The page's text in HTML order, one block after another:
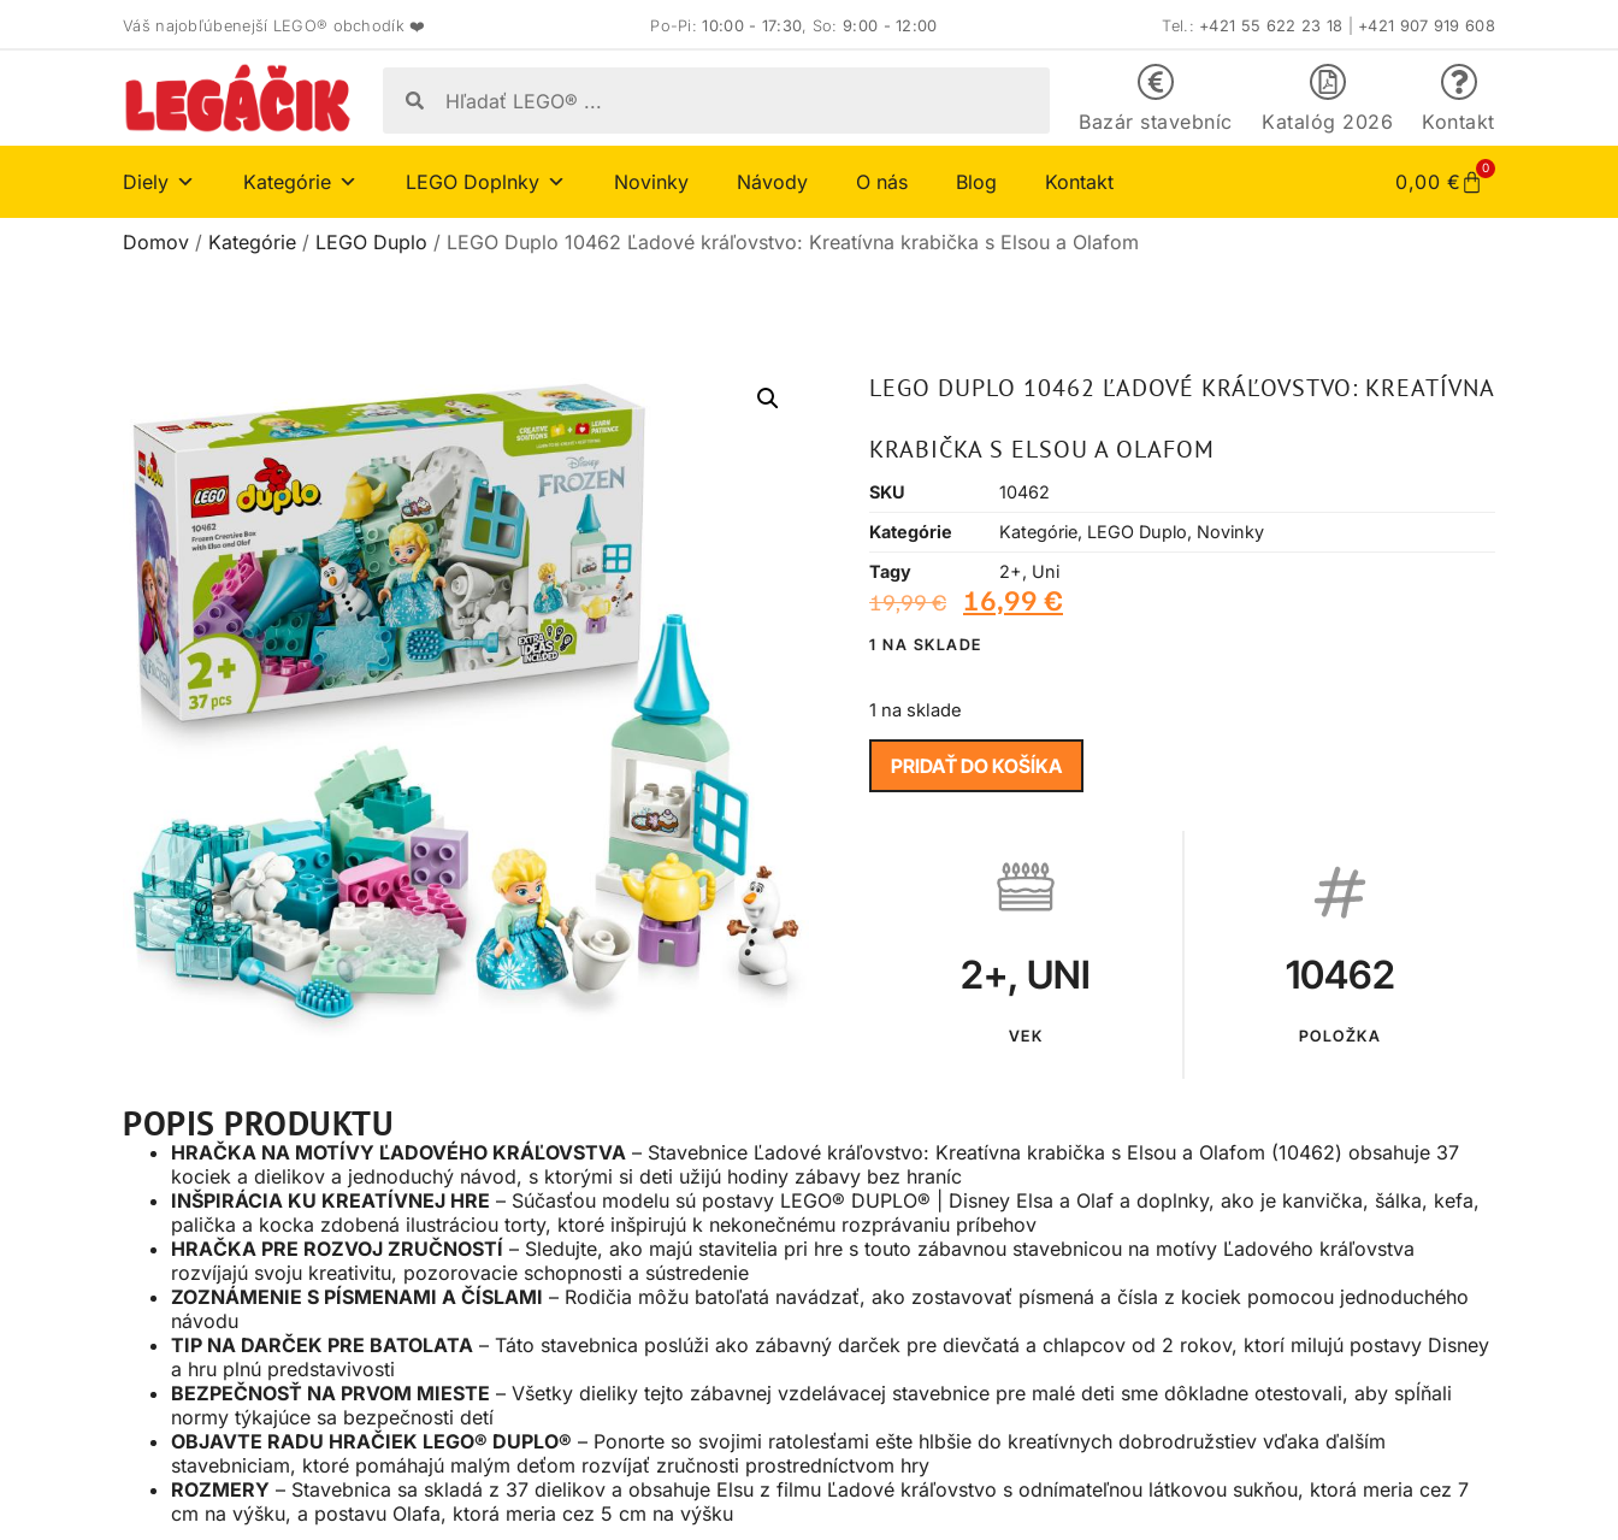
Váš najobľúbenejší LEGO® obchodík ❤️ Po-Pi:10:00 - 17:30, So:9:00 - 12:00 Tel.: +421 55 622 23 18 +421 907 919 608
Bazár stavebníc Katalóg 2026 Kontakt
Diely Kategórie LEGO Doplnky Novinky Návody O nás Blog Kontakt 0,00 €
0
Domov / Kategórie / LEGO Duplo / LEGO Duplo 10462 Ľadové kráľovstvo: Kreatívna krabička s Elsou a Olafom
LEGO DUPLO 10462 ĽADOVÉ KRÁĽOVSTVO: KREATÍVNA
KRABIČKA S ELSOU A OLAFOM
SKU
10462
Kategórie
Kategórie, LEGO Duplo, Novinky
Tagy
2+, Uni
19,99€ 16,99 €
1 NA SKLADE
1 na sklade
PRIDAŤ DO KOŠÍKA
2+, UNI
VEK
10462
POLOŽKA
POPIS PRODUKTU
HRAČKA NA MOTÍVY ĽADOVÉHO KRÁĽOVSTVA – Stavebnice Ľadové kráľovstvo: Kreatívna krabička s Elsou a Olafom (10462) obsahuje 37
kociek a dielikov a jednoduchý návod, s ktorými si deti užijú hodiny zábavy bez hraníc
INŠPIRÁCIA KU KREATÍVNEJ HRE – Súčasťou modelu sú postavy LEGO® DUPLO® | Disney Elsa a Olaf a doplnky, ako je kanvička, šálka, kefa,
palička a kocka zdobená ilustráciou torty, ktoré inšpirujú k nekonečnému rozprávaniu príbehov
HRAČKA PRE ROZVOJ ZRUČNOSTÍ – Sledujte, ako majú stavitelia pri hre s touto zábavnou stavebnicou na motívy Ľadového kráľovstva
rozvíjajú svoju kreativitu, pozorovacie schopnosti a sústredenie
ZOZNÁMENIE S PÍSMENAMI A ČÍSLAMI – Rodičia môžu batoľatá navádzať, ako zostavovať písmená a čísla z kociek pomocou jednoduchého
návodu
TIP NA DARČEK PRE BATOLATA – Táto stavebnica poslúži ako zábavný darček pre dievčatá a chlapcov od 2 rokov, ktorí milujú postavy Disney
a hru plnú predstavivosti
BEZPEČNOSŤ NA PRVOM MIESTE – Všetky dieliky tejto zábavnej vzdelávacej stavebnice pre malé deti sme dôkladne otestovali, aby spĺňali
normy týkajúce sa bezpečnosti detí
OBJAVTE RADU HRAČIEK LEGO® DUPLO® – Ponorte so svojimi ratolesťami ešte hlbšie do kreatívnych dobrodružstiev vďaka ďalším
stavebniciam, ktoré pomáhajú malým deťom rozvíjať zručnosti prostredníctvom hry
ROZMERY – Stavebnica sa skladá z 37 dielikov a obsahuje Elsu z filmu Ľadové kráľovstvo s odnímateľnou látkovou sukňou, ktorá meria cez 7
cm na výšku, a postavu Olafa, ktorá meria cez 5 cm na výšku